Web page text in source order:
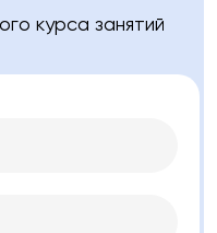
курса занятий